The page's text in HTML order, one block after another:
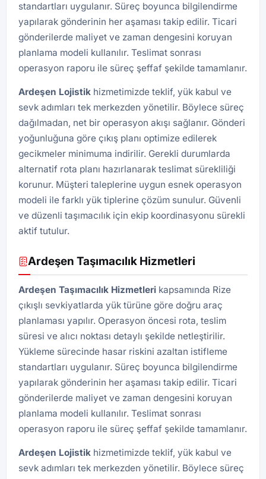
standartları uygulanır. Süreç boyunca bilgilendirme
yapılarak gönderinin her aşaması takip edilir. Ticari
gönderilerde maliyet ve zaman dengesini koruyan
planlama modeli kullanılır. Teslimat sonrası
operasyon raporu ile süreç şeffaf şekilde tamamlanır.
Ardeşen Lojistik hizmetimizde teklif, yük kabul ve
sevk adımları tek merkezden yönetilir. Böylece süreç
dağılmadan, net bir operasyon akışı sağlanır. Gönderi
yoğunluğuna göre çıkış planı optimize edilerek
gecikmeler minimuma indirilir. Gerekli durumlarda
alternatif rota planı hazırlanarak teslimat sürekliliği
korunur. Müşteri taleplerine uygun esnek operasyon
modeli ile farklı yük tiplerine çözüm sunulur. Güvenli
ve düzenli taşımacılık için ekip koordinasyonu sürekli
aktif tutulur.
Ardeşen Taşımacılık Hizmetleri
Ardeşen Taşımacılık Hizmetleri kapsamında Rize
çıkışlı sevkiyatlarda yük türüne göre doğru araç
planlaması yapılır. Operasyon öncesi rota, teslim
süresi ve alıcı noktası detaylı şekilde netleştirilir.
Yükleme sürecinde hasar riskini azaltan istifleme
standartları uygulanır. Süreç boyunca bilgilendirme
yapılarak gönderinin her aşaması takip edilir. Ticari
gönderilerde maliyet ve zaman dengesini koruyan
planlama modeli kullanılır. Teslimat sonrası
operasyon raporu ile süreç şeffaf şekilde tamamlanır.
Ardeşen Lojistik hizmetimizde teklif, yük kabul ve
sevk adımları tek merkezden yönetilir. Böylece süreç